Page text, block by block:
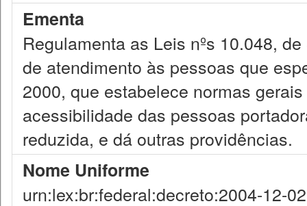
Ementa
Regulamenta as Leis nºs 10.048,
de atendimento às pessoas que
2000, que estabelece normas
acessibilidade das pessoas
reduzida, e dá outras providências.
Nome Uniforme
urn:lex:br:federal:decreto:2004-12-